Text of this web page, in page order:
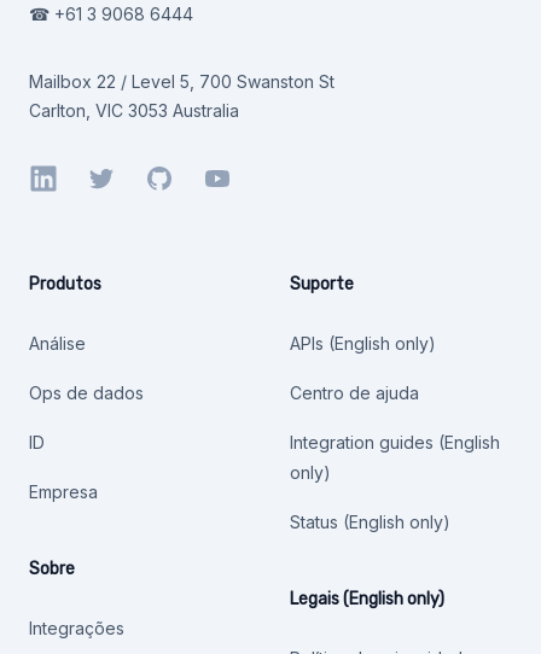
☎ +61 3 9068 6444
Mailbox 22 / Level 5, 700 Swanston St
Carlton, VIC 3053 Australia
LinkedInTwitterGitHubYouTube
Produtos
Análise
Ops de dados
ID
Empresa
Sobre
Integrações
Suporte
APIs (English only)
Centro de ajuda
Integration guides (English
only)
Status (English only)
Legais (English only)